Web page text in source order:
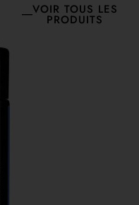
VOIR TOUS LES
PRODUITS